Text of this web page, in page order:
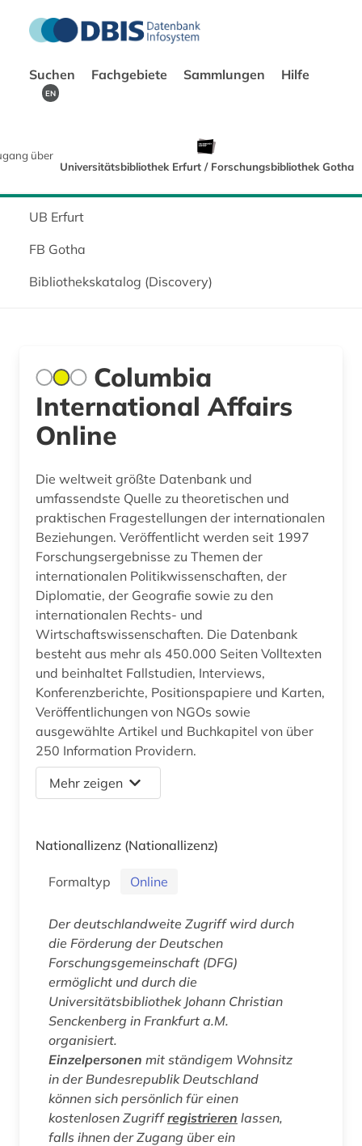
Suchen Fachgebiete Sammlungen Hilfe
EN
über
Universitätsbibliothek Erfurt / Forschungsbibliothek Gotha
UB Erfurt
FB Gotha
Bibliothekskatalog (Discovery)
Columbia
International Affairs
Online
Die weltweit größte Datenbank und
umfassendste Quelle zu theoretischen und
praktischen Fragestellungen der internationalen
Beziehungen. Veröffentlicht werden seit 1997
Forschungsergebnisse zu Themen der
internationalen Politikwissenschaften, der
Diplomatie, der Geografie sowie zu den
internationalen Rechts- und
Wirtschaftswissenschaften. Die Datenbank
besteht aus mehr als 450.000 Seiten Volltexten
und beinhaltet Fallstudien, Interviews,
Konferenzberichte, Positionspapiere und Karten,
Veröffentlichungen von NGOs sowie
ausgewählte Artikel und Buchkapitel von über
250 Information Providern.
Mehr zeigen
Nationallizenz (Nationallizenz)
Formaltyp Online
Der deutschlandweite Zugriff wird durch
die Förderung der Deutschen
Forschungsgemeinschaft (DFG)
ermöglicht und durch die
Universitätsbibliothek Johann Christian
Senckenberg in Frankfurt a.M.
organisiert.
Einzelpersonen mit ständigem Wohnsitz
in der Bundesrepublik Deutschland
können sich persönlich für einen
kostenlosen Zugriffregistrieren lassen,
falls ihnen der Zugang über ein